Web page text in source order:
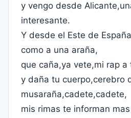
y vengo desde
interesante.
Y desde el Este de
como a una araña,
que caña,ya vete,mi rap
y daña tu cuerpo,cerebro
musaraña,cadete,cadete,
mis rimas te informan